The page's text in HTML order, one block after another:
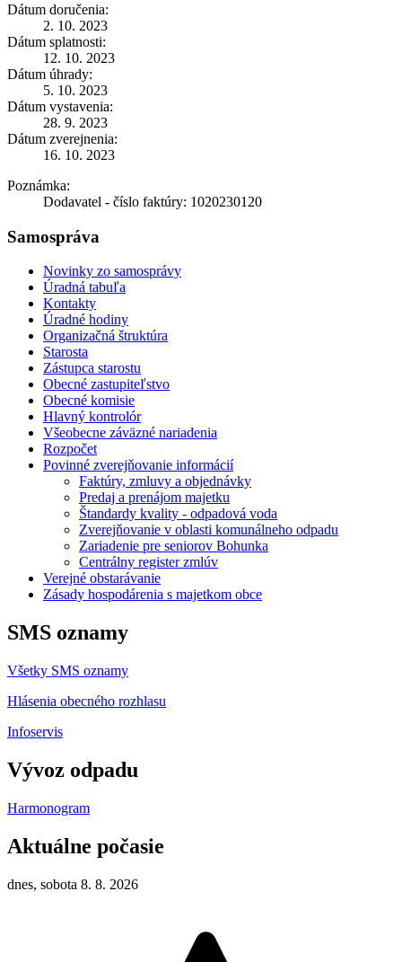
Dátum doručenia:
2. 10. 2023
Dátum splatnosti:
12. 10. 2023
Dátum úhrady:
5. 10. 2023
Dátum vystavenia:
28. 9. 2023
Dátum zverejnenia:
16. 10. 2023
Poznámka:
Dodavatel - číslo faktúry: 1020230120
Samospráva
Novinky zo samosprávy
Úradná tabuľa
Kontakty
Úradné hodiny
Organizačná štruktúra
Starosta
Zástupca starostu
Obecné zastupiteľstvo
Obecné komisie
Hlavný kontrolór
Všeobecne záväzné nariadenia
Rozpočet
Povinné zverejňovanie informácií
Faktúry, zmluvy a objednávky
Predaj a prenájom majetku
Štandardy kvality - odpadová voda
Zverejňovanie v oblasti komunálneho odpadu
Zariadenie pre seniorov Bohunka
Centrálny register zmlúv
Verejné obstarávanie
Zásady hospodárenia s majetkom obce
SMS oznamy
Všetky SMS oznamy
Hlásenia obecného rozhlasu
Infoservis
Vývoz odpadu
Harmonogram
Aktuálne počasie
dnes, sobota 8. 8. 2026